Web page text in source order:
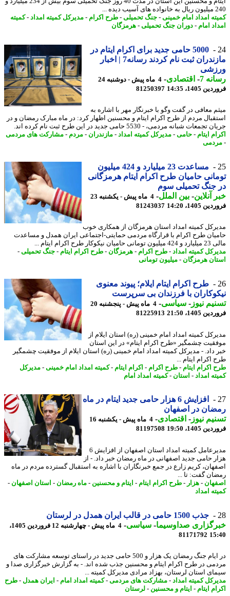
امداد امام خمینی-جنگ تحمیلی-طرح اکرام- مدیرکل کمیته امداد -کمیته
امام -دوران جنگ تحمیلی-هرمزگان
5000 حامی جدید برای اکرام ایتام در
مازندران ثبت نام کردند رسانه7 | اخبار
7
-اقتصادی-
4 ماه پیش - دوشنبه 24
1405، 14:35
81250397
معافی در گفت وگو با خبرنگار مهر با اشاره به
مردم از طرح اکرام ایتام و محسنین اظهار کرد: در ماه مبارک رمضان و در
شبانه مردمی، - 5530 حامی جدید در این طرح ثبت نام کرده اند.
ایتام
-حامی-مدیرکل کمیته امداد -مازندران- مردم- مشارکت های مردمی
مساعدت 23 میلیارد و 424 میلیون
حامیان طرح اکرام ایتام هرمزگانی
جنگ تحمیلی سوم
آنلاین-بین الملل-
4 ماه پیش - یکشنبه 23
1405، 14:20
81243037
کمیته امداد استان هرمزگان از همکاری خوب
طرح اکرام با قرارگاه مردمی حمایتی-اجتماعی ایران همدل و مساعدت
نیکوکار طرح اکرام ایتام ...
کمیته امداد -طرح اکرام- هرمزگان -طرح اکرام ایتام -جنگ تحمیلی-
هرمزگان -میلیون تومانی
طرح اکرام ایتام ایلام؛ پیوند معنوی
با فرزندان بی سرپرست
نیوز-سیاسی-
4 ماه پیش - پنجشنبه 20
1405، 21:50
81225913
کمیته امداد امام خمینی (ره) استان ایلام از
چشمگیر «طرح اکرام ایتام» در این استان
داد. - مدیرکل کمیته امداد امام خمینی (ره) استان ایلام از موفقیت چشمگیر
اکرام ایتام ...
اکرام ایتام
-طرح اکرام- اکرام ایتام -کمیته امداد امام خمینی-مدیرکل
امداد -استان-کمیته امداد امام
افزایش 6 هزار حامی جدید ایتام در ماه
در اصفهان
نیوز-اقتصادی-
4 ماه پیش - یکشنبه 16
1405، 19:50
81197508
مدیرعامل کمیته امداد استان اصفهان از افزایش 6
حامی جدید اصفهانی در ماه رمضان خبر داد. - از
کریم زارع در جمع خبرنگاران با اشاره به استقبال گسترده مردم در ماه
گفت: تا ...
-هزار - طرح اکرام ایتام -ایتام و محسنین-ماه رمضان-استان اصفهان-
امداد
جذب 1500 حامی در قالب ایران همدل در لرستان
صداوسیما-سیاسی-
4 ماه پیش - چهارشنبه 12 فروردین 1405،
81171792
در ایام جنگ رمضان یک هزار و 500 حامی جدید در راستای توسعه مشارکت های
در طرح اکرام ایتام و محسنین جذب شده اند. - به گزارش خبرگزاری صدا و
استان لرستان، بهزاد مرادی مدیرکل کمیته ...
کمیته امداد -مشارکت های مردمی -کمیته امداد امام -ایران همدل-طرح
ایتام
-ایتام و محسنین-لرستان